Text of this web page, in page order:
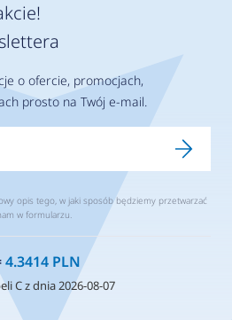
o ofercie, promocjach,
prosto na Twój e-mail.
opis tego, w jaki sposób będziemy przetwarzać
w formularzu.
4.3414 PLN
C z dnia 2026-08-07